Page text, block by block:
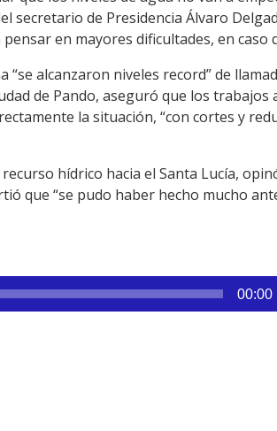
secretario de Presidencia Álvaro
en mayores dificultades, en caso
“se alcanzaron niveles record” de
de Pando, aseguró que los trabajos
la situación, “con cortes y
hídrico hacia el Santa Lucía,
que “se pudo haber hecho mucho
00:00